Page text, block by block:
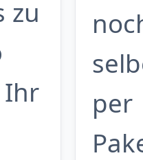
zu
Ihr
per